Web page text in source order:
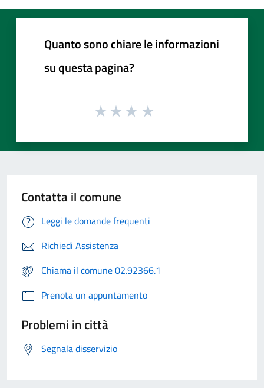
Quanto sono chiare le informazioni
su questa pagina?
Contatta il comune
Leggi le domande frequenti
Richiedi Assistenza
Chiama il comune 02.92366.1
Prenota un appuntamento
Problemi in città
Segnala disservizio